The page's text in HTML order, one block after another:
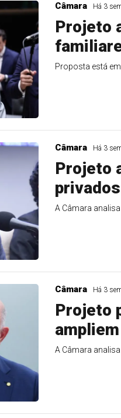
Câmara Há 3
Projeto
Proposta está
Câmara Há 3
Projeto
A Câmara
Câmara Há 3
Projeto
A Câmara